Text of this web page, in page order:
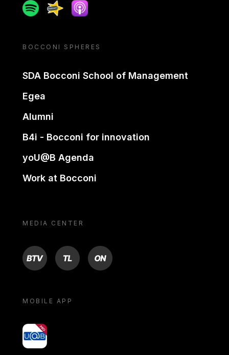
SpotifySpreakerApple podcast
BOCCONI SPHERES
SDA Bocconi School of Management
Egea
Alumni
B4i - Bocconi for innovation
yoU@B Agenda
Work at Bocconi
MEDIA CENTER
BTV TL ON
MOBILE APP
yoU@B